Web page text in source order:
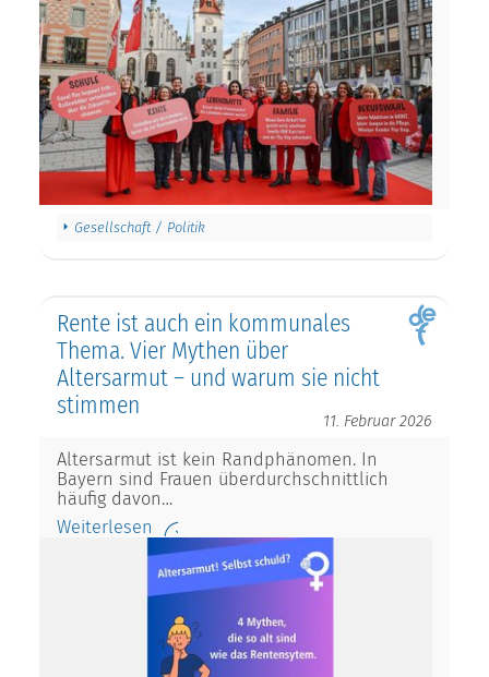
Gesellschaft / Politik
Rente ist auch ein kommunales
Thema. Vier Mythen über
Altersarmut – und warum sie nicht
stimmen
11. Februar 2026
Altersarmut ist kein Randphänomen. In
Bayern sind Frauen überdurchschnittlich
häufig davon…
Weiterlesen